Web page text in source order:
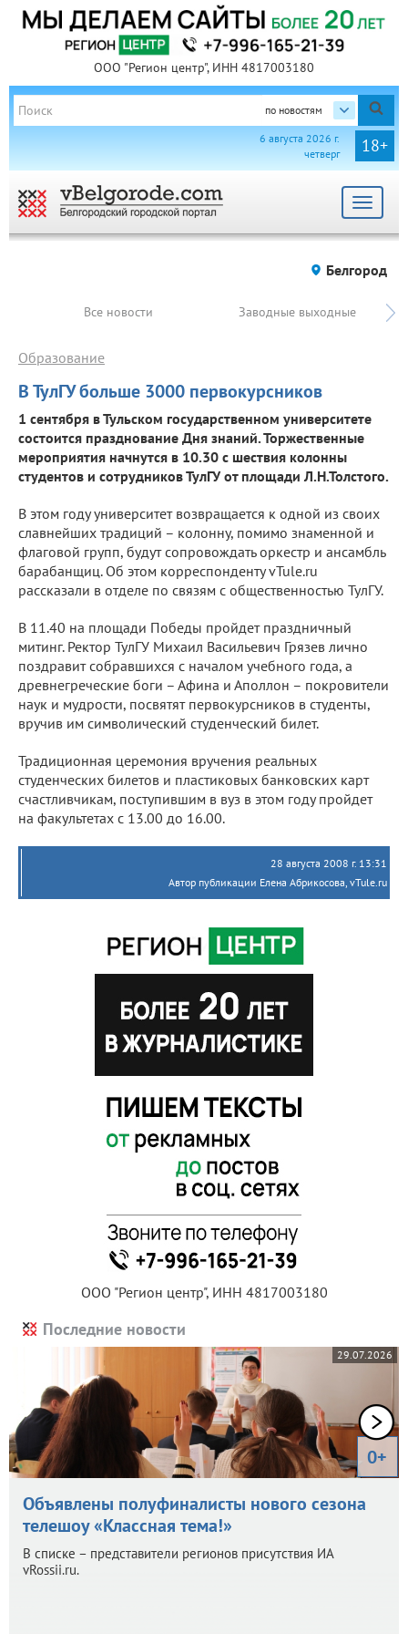
ООО "Регион центр", ИНН 4817003180
по новостям
18+
6 августа 2026 г.
четверг
Toggle
Белгород
Все новости Заводные выходные
В ТулГУ больше 3000 первокурсников
Образование
1 сентября в Тульском государственном университете
состоится празднование Дня знаний. Торжественные
мероприятия начнутся в 10.30 с шествия колонны
студентов и сотрудников ТулГУ от площади Л.Н.Толстого.
В этом году университет возвращается к одной из своих
славнейших традиций – колонну, помимо знаменной и
флаговой групп, будут сопровождать оркестр и ансамбль
барабанщиц. Об этом корреспонденту vTule.ru
рассказали в отделе по связям с общественностью ТулГУ.
В 11.40 на площади Победы пройдет праздничный
митинг. Ректор ТулГУ Михаил Васильевич Грязев лично
поздравит собравшихся с началом учебного года, а
древнегреческие боги – Афина и Аполлон – покровители
наук и мудрости, посвятят первокурсников в студенты,
вручив им символический студенческий билет.
Традиционная церемония вручения реальных
студенческих билетов и пластиковых банковских карт
счастливчикам, поступившим в вуз в этом году пройдет
на факультетах с 13.00 до 16.00.
28 августа 2008 г. 13:31
Автор публикации Елена Абрикосова, vTule.ru
ООО "Регион центр", ИНН 4817003180
Последние новости
29.07.2026
0+
Объявлены полуфиналисты нового сезона
телешоу «Классная тема!»
В списке – представители регионов присутствия ИА
vRossii.ru.